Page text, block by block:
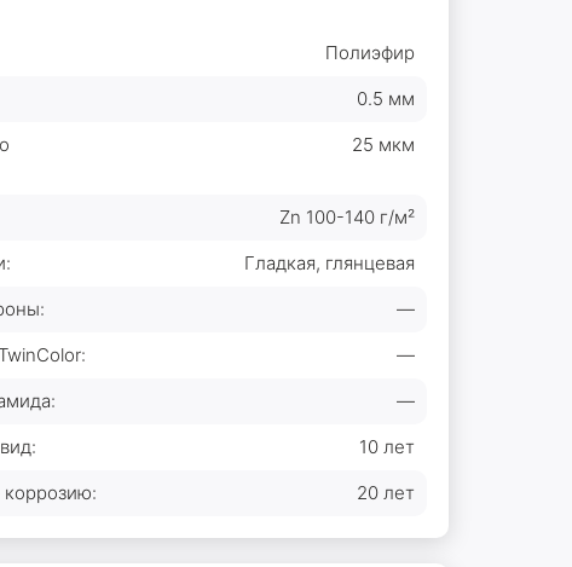
Полиэфир
0.5 мм
25 мкм
Zn 100-140 г/м²
Гладкая, глянцевая
—
—
—
10 лет
коррозию:
20 лет